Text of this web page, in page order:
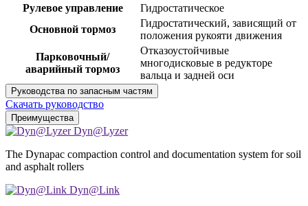
Рулевое управление
Гидростатическое
Основной тормоз
Гидростатический, зависящий от
положения рукояти движения
Парковочный/
аварийный тормоз
Отказоустойчивые
многодисковые в редукторе
вальца и задней оси
Руководства по запасным частям
Скачать руководство
Преимущества
Dyn@Lyzer
The Dynapac compaction control and documentation system for soil
and asphalt rollers
Dyn@Link